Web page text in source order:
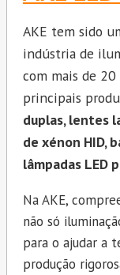
AKE tem sido
indústria de
com mais de 20
principais
duplas, lentes
de xénon HID,
lâmpadas LED
Na AKE,
não só
para o ajudar a
produção